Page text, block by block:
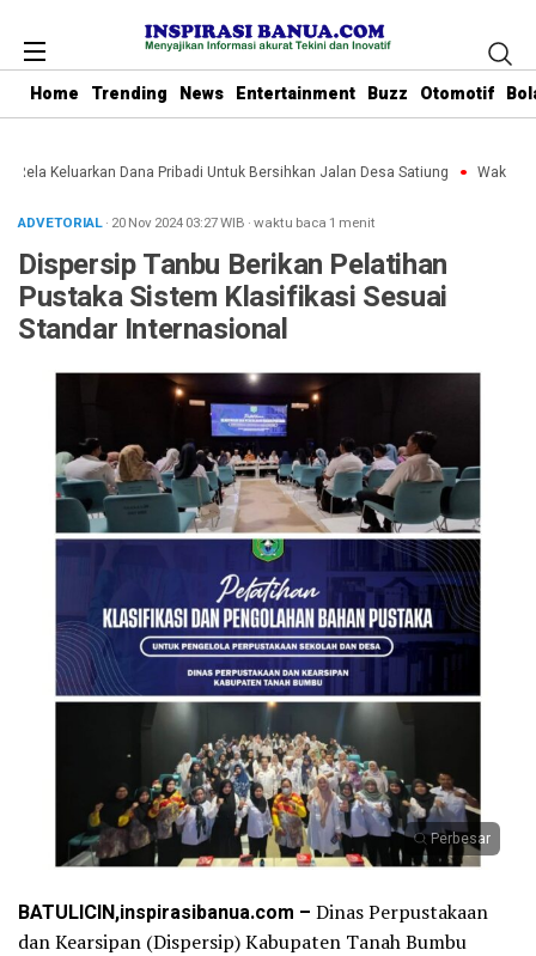
Home Trending News Entertainment Buzz Otomotif
Keluarkan Dana Pribadi Untuk Bersihkan Jalan Desa Satiung Waket
ADVETORIAL· 20 Nov 202403:27WIB ·waktu baca 1 menit
Dispersip Tanbu Berikan Pelatihan
Pustaka Sistem Klasifikasi Sesuai
Standar Internasional
Perbesar
BATULICIN,inspirasibanua.com – Dinas Perpustakaan
dan Kearsipan (Dispersip) Kabupaten Tanah Bumbu